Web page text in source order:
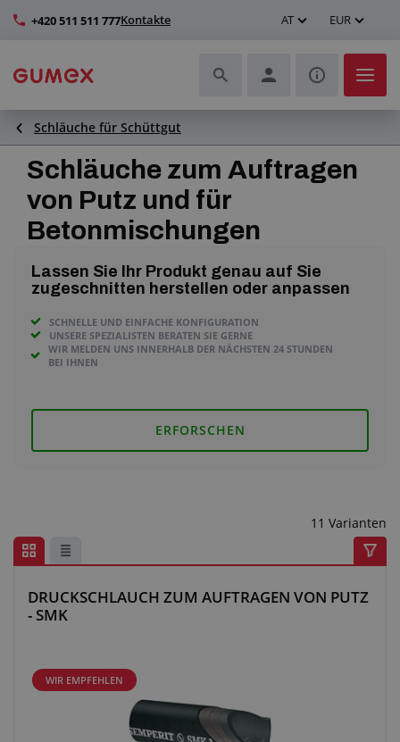
+420 511 511 777Kontakte AT EUR
Schläuche und deren Komplettierung
Profile und Herstellung von Dichtungen
Technische Kunststoffe
Transportbänder und Montage
Verbesserung der Arbeitsumgebung
Weitere Gummi- und Kunststoffprodukte
Anfragezentrum
Alles über den Einkauf
Schläuche für Schüttgut
Schläuche zum Auftragen
von Putz und für
Betonmischungen
Lassen Sie Ihr Produkt genau auf Sie
zugeschnitten herstellen oder anpassen
SCHNELLE UND EINFACHE KONFIGURATION
UNSERE SPEZIALISTEN BERATEN SIE GERNE
WIR MELDEN UNS INNERHALB DER NÄCHSTEN 24 STUNDEN
BEI IHNEN
ERFORSCHEN
11 Varianten
DRUCKSCHLAUCH ZUM AUFTRAGEN VON PUTZ
- SMK
WIR EMPFEHLEN